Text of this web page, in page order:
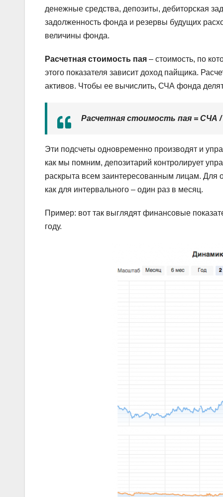
денежные средства, депозиты, дебиторская
задолженность фонда и резервы будущих
величины фонда.
Расчетная стоимость пая – стоимость, по
этого показателя зависит доход пайщика.
активов. Чтобы ее вычислить, СЧА фонда
Расчетная стоимость пая = СЧА
Эти подсчеты одновременно производят и
как мы помним, депозитарий контролирует
раскрыта всем заинтересованным лицам. Для
как для интервального – один раз в месяц.
Пример: вот так выглядят финансовые
году.